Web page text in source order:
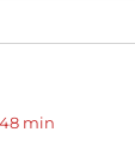
min